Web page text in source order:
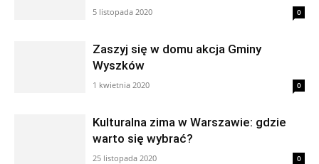
5 listopada 2020 0
Zaszyj się w domu akcja Gminy
Wyszków
1 kwietnia 2020 0
Kulturalna zima w Warszawie: gdzie
warto się wybrać?
25 listopada 2020 0